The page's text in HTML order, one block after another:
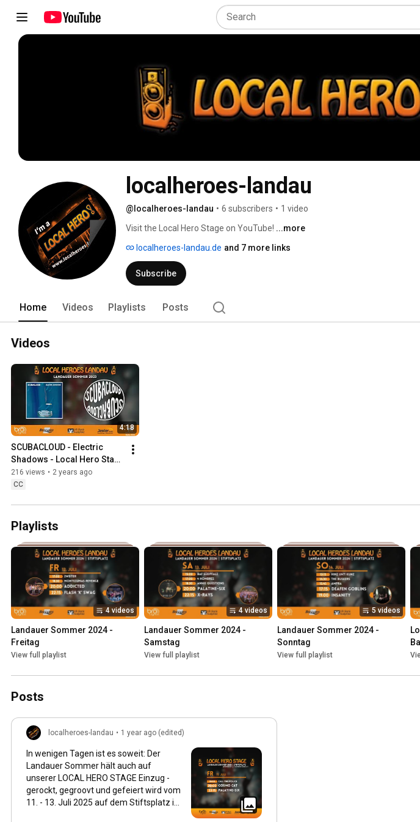
localheroes-landau
@localheroes-landau • 6 subscribers • 1 video
Visit the Local Hero Stage on YouTube! ...more
localheroes-landau.de and 7 more links
Subscribe
Home Videos Playlists Posts
Videos
4:18
SCUBACLOUD - Electric
Shadows - Local Hero Stage
2023 - Landauer Sommer -
HD 1080p
216 views • 2 years ago
CC
Playlists
4 videos
Landauer Sommer 2024 -
Freitag
View full playlist
4 videos
Landauer Sommer 2024 -
Samstag
View full playlist
5 videos
Landauer Sommer 2024 -
Sonntag
View full playlist
Posts
localheroes-landau • 1 year ago (edited)
In wenigen Tagen ist es soweit: Der
Landauer Sommer hält auch auf
unserer LOCAL HERO STAGE Einzug -
gerockt, gegroovt und gefeiert wird vom
11. - 13. Juli 2025 auf dem Stiftsplatz in